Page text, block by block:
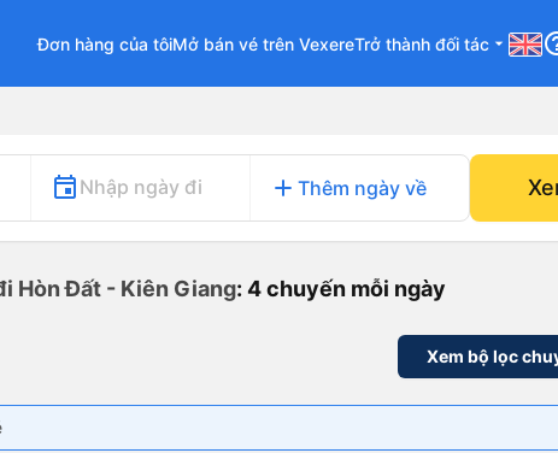
Đơn hàng của tôiMở bán vé trên VexereTrở thành đối tác arrow_drop_down
Nhập ngày đi add Thêm ngày về
Hòn Đất - Kiên Giang: 4 chuyến mỗi ngày
Xem bộ lọc